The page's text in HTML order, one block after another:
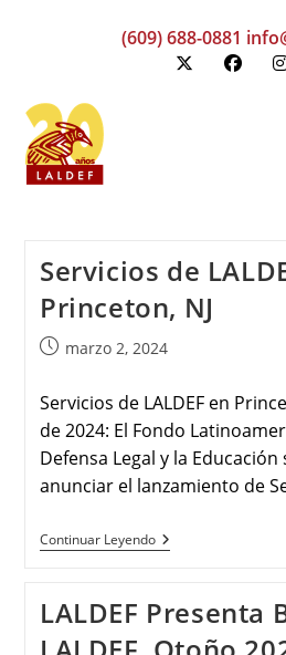
(609) 688-0881
Servicios de
Princeton, NJ
marzo 2, 2024
Servicios de LALDEF en
de 2024: El Fondo
Defensa Legal y la
anunciar el lanzamiento de
Continuar Leyendo
LALDEF Presenta